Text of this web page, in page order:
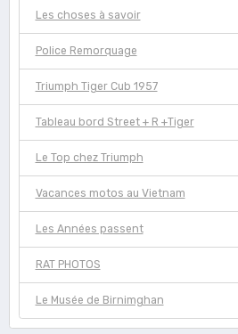
Les choses à savoir
Police Remorquage
Triumph Tiger Cub 1957
Tableau bord Street + R +Tiger
Le Top chez Triumph
Vacances motos au Vietnam
Les Années passent
RAT PHOTOS
Le Musée de Birnimghan